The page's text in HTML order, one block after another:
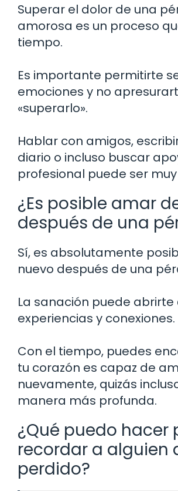
Superar el dolor de una
amorosa es un proceso
tiempo.
Es importante permitirte
emociones y no
«superarlo».
Hablar con amigos,
diario o incluso buscar
profesional puede ser muy
¿Es posible amar
después de una
Sí, es absolutamente
nuevo después de una
La sanación puede abrirte
experiencias y conexiones.
Con el tiempo, puedes
tu corazón es capaz de
nuevamente, quizás
manera más profunda.
¿Qué puedo hacer
recordar a alguien
perdido?